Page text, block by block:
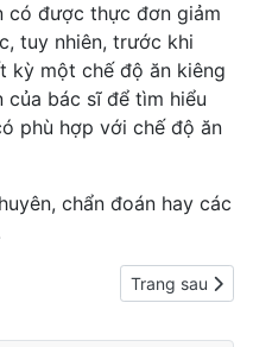
có được thực đơn giảm
tuy nhiên, trước khi
kỳ một chế độ ăn kiêng
của bác sĩ để tìm hiểu
phù hợp với chế độ ăn
chẩn đoán hay các
thế nào để có vóc dáng
Next article:
Trang sau